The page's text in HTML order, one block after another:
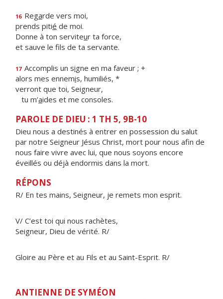
16 Regarde vers moi,
prends pitié de moi.
Donne à ton serviteur ta force,
et sauve le fls de ta servante.
17 Accomplis un signe en ma faveur ; +
alors mes ennemis, humiliés, *
verront que toi, Seigneur,
tu m’aides et me consoles.
PAROLE DE DIEU : 1 TH 5, 9B-10
Dieu nous a destinés à entrer en possession du salut
par notre Seigneur Jésus Christ, mort pour nous afin de
nous faire vivre avec lui, que nous soyons encore
éveillés ou déjà endormis dans la mort.
RÉPONS
R/ En tes mains, Seigneur, je remets mon esprit.
V/ C’est toi qui nous rachètes,
Seigneur, Dieu de vérité. R/
Gloire au Père et au Fils et au Saint-Esprit. R/
ANTIENNE DE SYMÉON